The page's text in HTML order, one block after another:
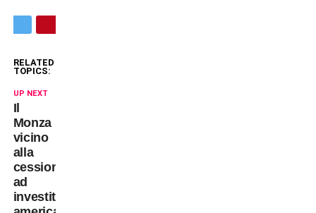
RELATED
TOPICS:
UP NEXT
Il
Monza
vicino
alla
cessione
ad
investitori